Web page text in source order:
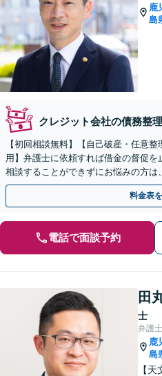
鹿
島
クレジット会社の債務整理
【初回相談無料】【自己破産・任意
用】弁護士に依頼すれば借金の督促を
相談することができずにお悩みの方は
最善の解決策をご提案します。
料金表
電話で面談予約
田
士
弁護
鹿
島
【